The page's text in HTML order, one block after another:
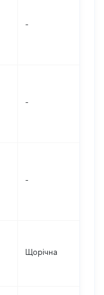
-
-
-
Щорічна